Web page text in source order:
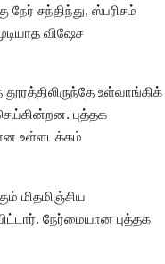
சந்திந்து, ஸ்பரிசம்
விஷேச
உள்வாங்கிக்
புத்தக
உள்ளடக்கம்
மிதமிஞ்சிய
நேர்மையான புத்தக